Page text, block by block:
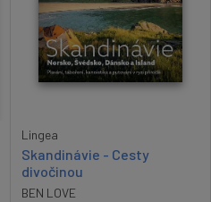
Lingea
Skandinávie - Cesty
divočinou
BEN LOVE